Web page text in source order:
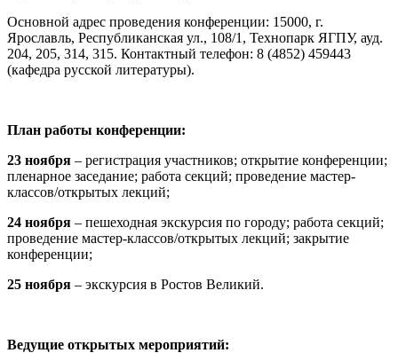
Основной адрес проведения конференции: 15000, г.
Ярославль, Республиканская ул., 108/1, Технопарк ЯГПУ, ауд.
204, 205, 314, 315. Контактный телефон: 8 (4852) 459443
(кафедра русской литературы).
План работы конференции:
23 ноября – регистрация участников; открытие конференции;
пленарное заседание; работа секций; проведение мастер-
классов/открытых лекций;
24 ноября – пешеходная экскурсия по городу; работа секций;
проведение мастер-классов/открытых лекций; закрытие
конференции;
25 ноября – экскурсия в Ростов Великий.
Ведущие открытых мероприятий: